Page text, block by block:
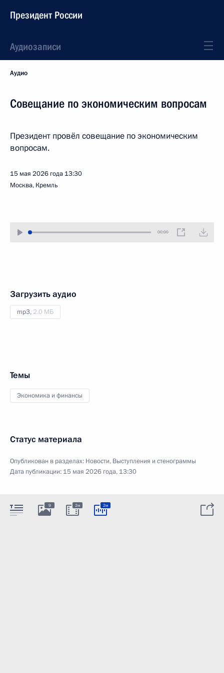
Президент России
Аудиозаписи
Аудио
Совещание по экономическим вопросам
Президент провёл совещание по экономическим
вопросам.
15 мая 2026 года 13:30
Москва, Кремль
00:00
Загрузить аудио
mp3, 2.0 МБ
Темы
Экономика и финансы
Статус материала
Опубликован в разделах: Новости, Выступления и стенограммы
Дата публикации: 15 мая 2026 года, 13:30
9 2м 2м